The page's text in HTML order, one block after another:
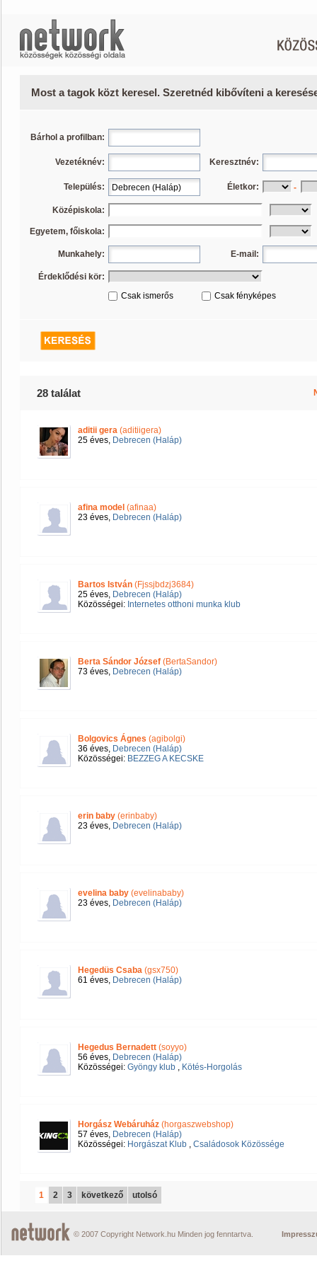
Most a tagok közt keresel. Szeretnéd kibővíteni a
Bárhol a profilban:
Vezetéknév: Keresztnév:
Település: Életkor: -
Középiskola:
Egyetem, főiskola:
Munkahely: E-mail:
Érdeklődési kör:
Csak ismerős
Csak fényképes
28 találat
aditii gera (aditiigera)
25 éves, Debrecen (Haláp)
afina model (afinaa)
23 éves, Debrecen (Haláp)
Bartos István (Fjssjbdzj3684)
25 éves, Debrecen (Haláp)
Közösségei: Internetes otthoni munka klub
Berta Sándor József (BertaSandor)
73 éves, Debrecen (Haláp)
Bolgovics Ágnes (agibolgi)
36 éves, Debrecen (Haláp)
Közösségei: BEZZEG A KECSKE
erin baby (erinbaby)
23 éves, Debrecen (Haláp)
evelina baby (evelinababy)
23 éves, Debrecen (Haláp)
Hegedüs Csaba (gsx750)
61 éves, Debrecen (Haláp)
Hegedus Bernadett (soyyo)
56 éves, Debrecen (Haláp)
Közösségei: Gyöngy klub , Kötés-Horgolás
Horgász Webáruház (horgaszwebshop)
57 éves, Debrecen (Haláp)
Közösségei: Horgászat Klub , Családosok Közössége
1 2 3 következő utolsó
© 2007 Copyright Network.hu Minden jog fenntartva.